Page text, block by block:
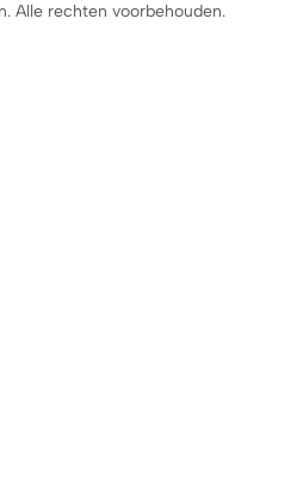
Alle rechten voorbehouden.